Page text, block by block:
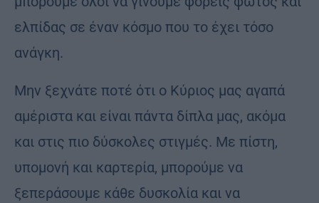
ελπίδας σε έναν κόσμο που το έχει τόσο
ανάγκη.
Μην ξεχνάτε ποτέ ότι ο Κύριος μας αγαπά
αμέριστα και είναι πάντα δίπλα μας, ακόμα
και στις πιο δύσκολες στιγμές. Με πίστη,
υπομονή και καρτερία, μπορούμε να
ξεπεράσουμε κάθε δυσκολία και να